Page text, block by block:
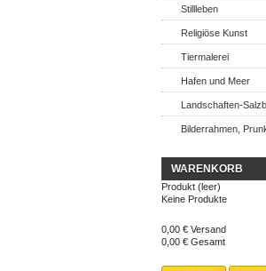
Stillleben
Religiöse Kunst
Tiermalerei
Hafen und Meer
Landschaften-
Bilderrahmen,
WARENKORB
Produkt (leer)
Keine Produkte
0,00 € Versand
0,00 € Gesamt